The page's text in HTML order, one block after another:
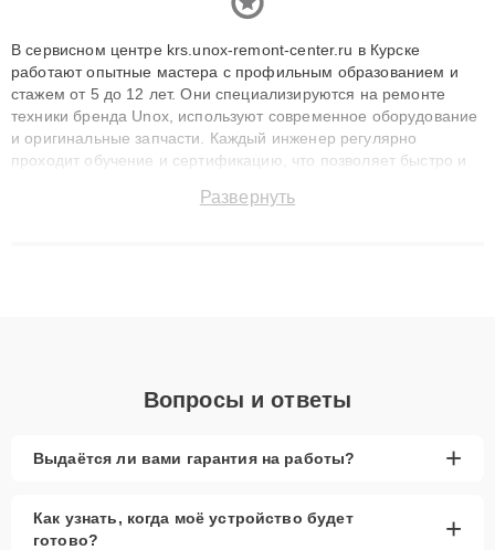
В сервисном центре krs.unox-remont-center.ru в Курске
работают опытные мастера с профильным образованием и
стажем от 5 до 12 лет. Они специализируются на ремонте
техники бренда Unox, используют современное оборудование
и оригинальные запчасти. Каждый инженер регулярно
проходит обучение и сертификацию, что позволяет быстро и
сохранением гарантии до 3 лет. Наши мастера решают
Развернуть
Вопросы и ответы
Выдаётся ли вами гарантия на работы? +
Как узнать, когда моё устройство будет
готово?
+